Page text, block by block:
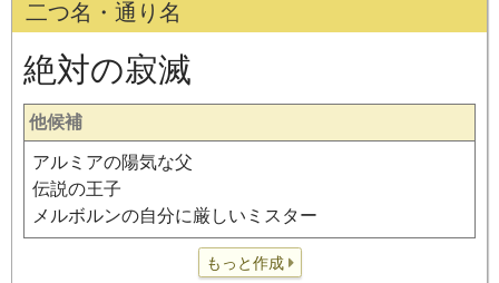
二つ名・通り名
絶対の寂滅
他候補
アルミアの陽気な父
伝説の王子
メルボルンの自分に厳しいミスター
もっと作成